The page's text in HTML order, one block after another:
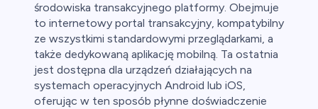
środowiska transakcyjnego platformy. Obejmuje
to internetowy portal transakcyjny, kompatybilny
ze wszystkimi standardowymi przeglądarkami, a
także dedykowaną aplikację mobilną. Ta ostatnia
jest dostępna dla urządzeń działających na
systemach operacyjnych Android lub iOS,
oferując w ten sposób płynne doświadczenie